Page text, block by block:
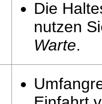
Die
nutzen
Warte.